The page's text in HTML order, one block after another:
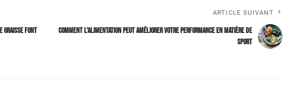
graisse font
ARTICLE SUIVANT
Comment l’alimentation peut améliorer votre performance en matière de
sport